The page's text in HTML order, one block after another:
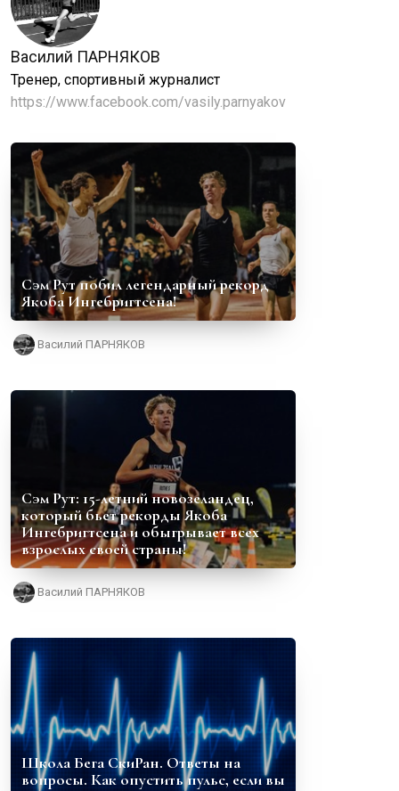
Василий ПАРНЯКОВ
Тренер, спортивный журналист
https://www.facebook.com/vasily.parnyakov
Сэм Рут побил легендарный рекорд
Якоба Ингебригтсена!
Василий ПАРНЯКОВ
Сэм Рут: 15-летний новозеландец,
который бьет рекорды Якоба
Ингебригтсена и обыгрывает всех
взрослых своей страны!
Василий ПАРНЯКОВ
Школа Бега СкиРан. Ответы на
вопросы. Как опустить пульс, если вы